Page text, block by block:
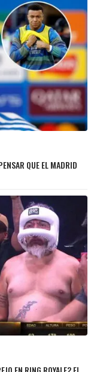
QUE EL MADRID